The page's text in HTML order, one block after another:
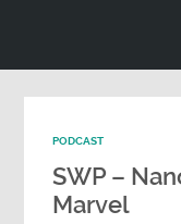
PODCAST
SWP –
Marvel